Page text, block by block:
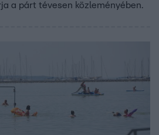
a párt tévesen közleményében.